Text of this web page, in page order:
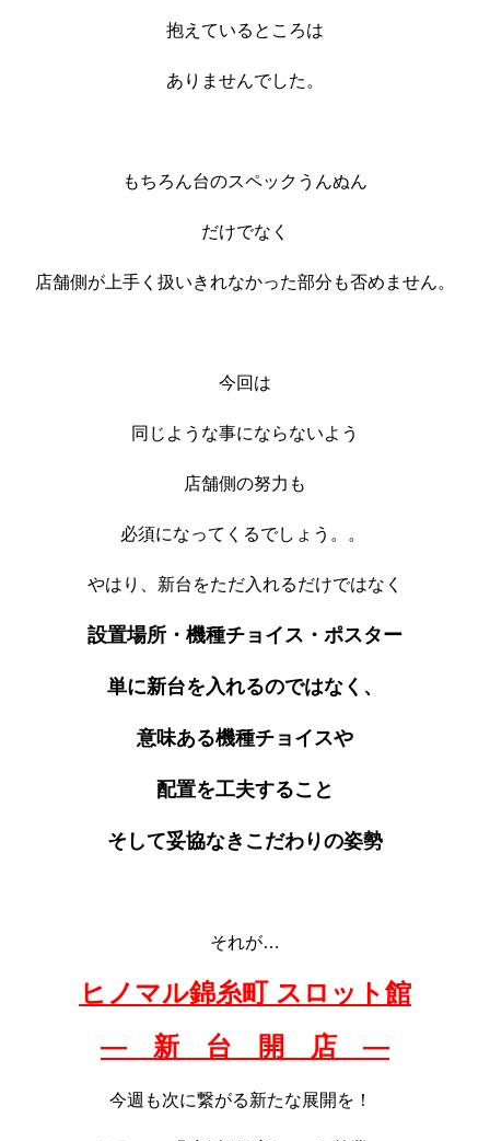
抱えているところは
ありませんでした。
もちろん台のスペックうんぬん
だけでなく
店舗側が上手く扱いきれなかった部分も否めません。
今回は
同じような事にならないよう
店舗側の努力も
必須になってくるでしょう。。
やはり、新台をただ入れるだけではなく
設置場所・機種チョイス・ポスター
単に新台を入れるのではなく、
意味ある機種チョイスや
配置を工夫すること
そして妥協なきこだわりの姿勢
それが…
ヒノマル錦糸町 スロット館
― 新 台 開 店 —
今週も次に繋がる新たな展開を！